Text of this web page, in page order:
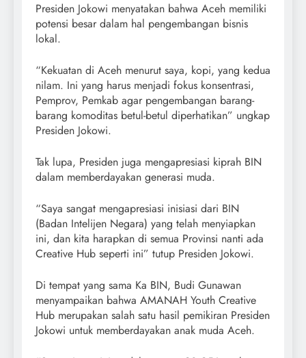
Presiden Jokowi menyatakan bahwa Aceh memiliki
potensi besar dalam hal pengembangan bisnis
lokal.
“Kekuatan di Aceh menurut saya, kopi, yang kedua
nilam. Ini yang harus menjadi fokus konsentrasi,
Pemprov, Pemkab agar pengembangan barang-
barang komoditas betul-betul diperhatikan” ungkap
Presiden Jokowi.
Tak lupa, Presiden juga mengapresiasi kiprah BIN
dalam memberdayakan generasi muda.
“Saya sangat mengapresiasi inisiasi dari BIN
(Badan Intelijen Negara) yang telah menyiapkan
ini, dan kita harapkan di semua Provinsi nanti ada
Creative Hub seperti ini” tutup Presiden Jokowi.
Di tempat yang sama Ka BIN, Budi Gunawan
menyampaikan bahwa AMANAH Youth Creative
Hub merupakan salah satu hasil pemikiran Presiden
Jokowi untuk memberdayakan anak muda Aceh.